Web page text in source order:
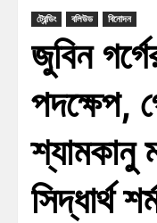
ট্রেন্ডিং বলিউড বিনোদন
জুবিন
পদক্ষেপ,
শ্যামকানু
সিদ্ধার্থ